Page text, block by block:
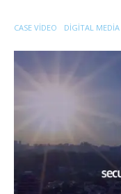
CASE VIDEO DIGITAL MEDIA